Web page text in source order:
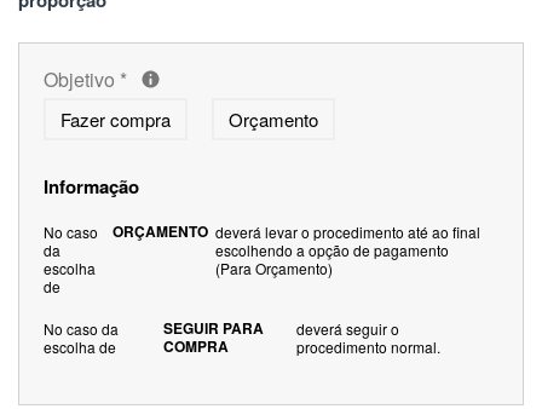
Objetivo *
Fazer compra Orçamento
Informação
No caso
da
escolha
de
ORÇAMENTO deverá levar o procedimento até ao final
escolhendo a opção de pagamento
(Para Orçamento)
No caso da
escolha de
SEGUIR PARA
COMPRA
deverá seguir o
procedimento normal.